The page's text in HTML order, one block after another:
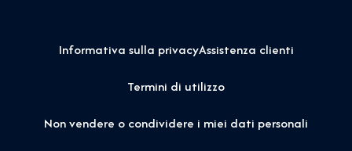
Informativa sulla privacyAssistenza clienti
Termini di utilizzo
Non vendere o condividere i miei dati personali